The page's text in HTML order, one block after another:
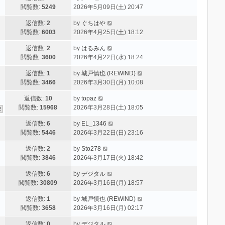
閲覧数: 5249
2026年5月09日(土) 20:47
返信数:2
閲覧数: 6003
by ぐちはや
2026年4月25日(土) 18:12
返信数:2
閲覧数: 3600
by はるみん
2026年4月22日(水) 18:24
返信数:1
閲覧数: 3466
by 城戸慎也 (REWIND)
2026年3月30日(月) 10:08
返信数: 10
閲覧数:15968
by topaz
2026年3月28日(土) 18:05
返信数:6
閲覧数: 5446
by EL_1346
2026年3月22日(日) 23:16
返信数:2
閲覧数: 3846
by Sto278
2026年3月17日(火) 18:42
返信数:6
閲覧数:30809
by デジタル
2026年3月16日(月) 18:57
返信数:1
閲覧数: 3658
by 城戸慎也 (REWIND)
2026年3月16日(月) 02:17